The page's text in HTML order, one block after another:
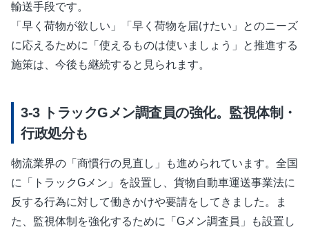
輸送手段です。
「早く荷物が欲しい」「早く荷物を届けたい」とのニーズ
に応えるために「使えるものは使いましょう」と推進する
施策は、今後も継続すると見られます。
トラックGメン調査員の強化。監視体制・
行政処分も
物流業界の「商慣行の見直し」も進められています。全国
に「トラックGメン」を設置し、貨物自動車運送事業法に
反する行為に対して働きかけや要請をしてきました。ま
た、監視体制を強化するために「Gメン調査員」も設置し